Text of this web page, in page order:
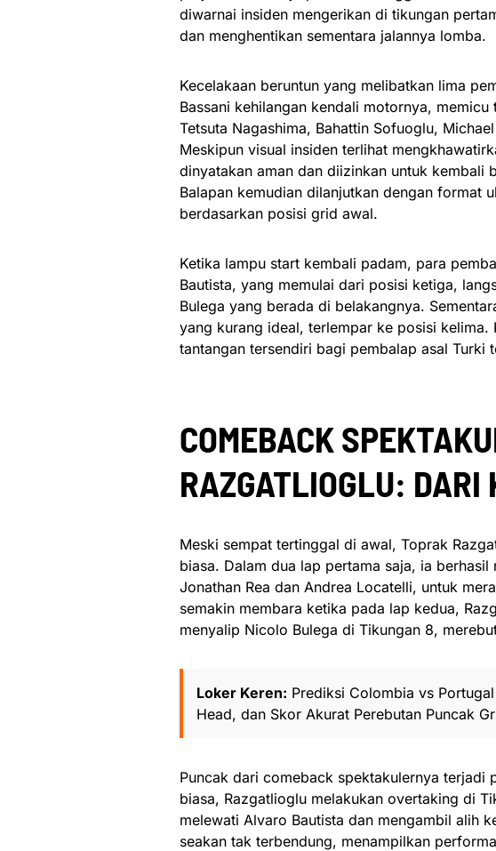
diwarnai insiden mengerikan di tikungan
dan menghentikan sementara jalannya lomba.
Kecelakaan beruntun yang melibatkan lima
Bassani kehilangan kendali motornya,
Tetsuta Nagashima, Bahattin Sofuoglu,
Meskipun visual insiden terlihat
dinyatakan aman dan diizinkan untuk kembali
Balapan kemudian dilanjutkan dengan format
berdasarkan posisi grid awal.
Ketika lampu start kembali padam, para
Bautista, yang memulai dari posisi ketiga,
Bulega yang berada di belakangnya.
yang kurang ideal, terlempar ke posisi kelima.
tantangan tersendiri bagi pembalap asal Turki
COMEBACK
RAZGATLIOGLU:
Meski sempat tertinggal di awal, Toprak
biasa. Dalam dua lap pertama saja, ia
Jonathan Rea dan Andrea Locatelli, untuk
semakin membara ketika pada lap kedua,
menyalip Nicolo Bulega di Tikungan 8,
Loker Keren: Prediksi Colombia vs
Head, dan Skor Akurat Perebutan Puncak
Puncak dari comeback spektakulernya terjadi
biasa, Razgatlioglu melakukan overtaking di
melewati Alvaro Bautista dan mengambil alih
seakan tak terbendung, menampilkan